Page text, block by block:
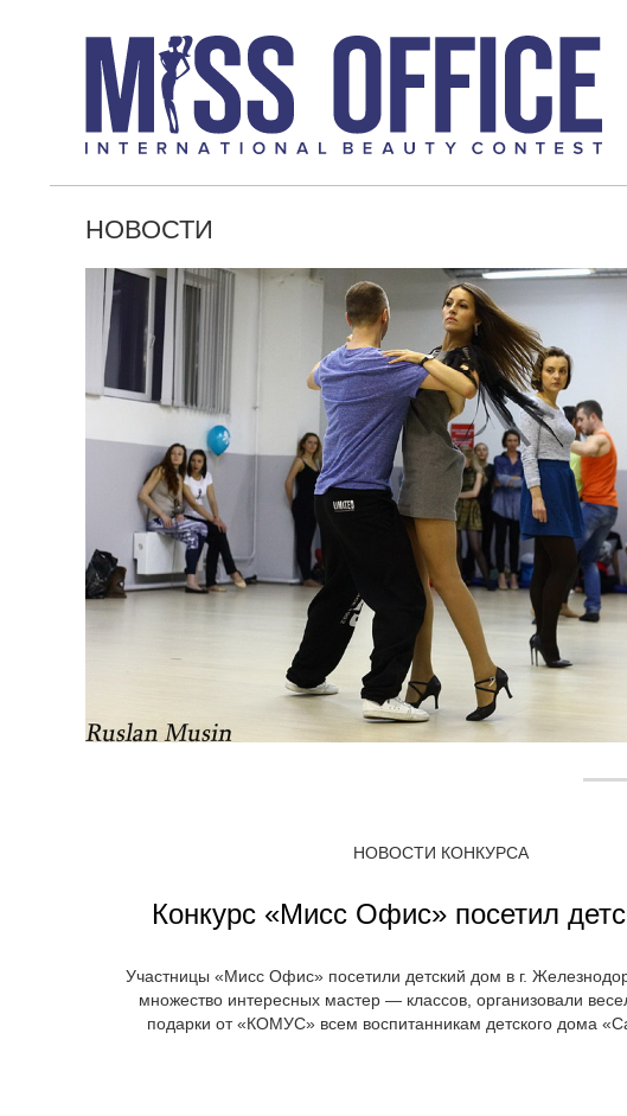
НОВОСТИ
НОВОСТИ КОНКУРСА
Конкурс «Мисс Офис» посетил
Участницы «Мисс Офис» посетили детский дом в г.
множество интересных мастер — классов, организовали
подарки от «КОМУС» всем воспитанникам детского дома